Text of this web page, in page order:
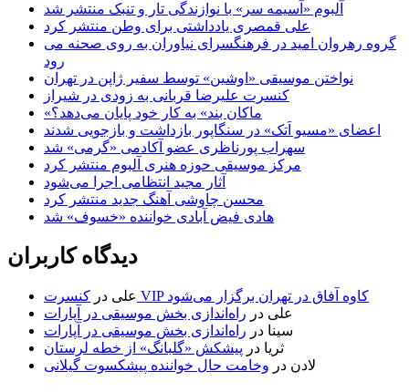
آلبوم «آسیمه سر» با نوازندگی تار و تنبک منتشر شد
علی قمصری یادداشتی برای وطن منتشر کرد
گروه رهروان امید در فرهنگسرای نیاوران به روی صحنه می
رود
نواختن موسیقی «اوشین» توسط سفیر ژاپن در تهران
کنسرت علیرضا قربانی به زودی در شیراز
«ماکان بند» به کار خود پایان می‌دهد؟
اعضای «مسیو اَتک» در سنگاپور بازداشت و بازجویی شدند
سهراب پورناظری عضو آکادمی «گرمی» شد
مرکز موسیقی حوزه هنری آلبوم منتشر کرد
آثار مجید انتظامی اجرا می‌شود
محسن چاوشی آهنگ جدید منتشر کرد
هادی فیض آبادی خواننده «خسوف» شد
دیدگاه کاربران
علی در
کنسرت VIP کاوه آفاق در تهران برگزار می‌شود
علی در راه‌اندازی بخش موسیقی در آپارات
سینا در راه‌اندازی بخش موسیقی در آپارات
ثریا در پیشکش «گلبانگ» از خطه لرستان
لادن در وخامت حال خواننده پیشکسوت گیلانی